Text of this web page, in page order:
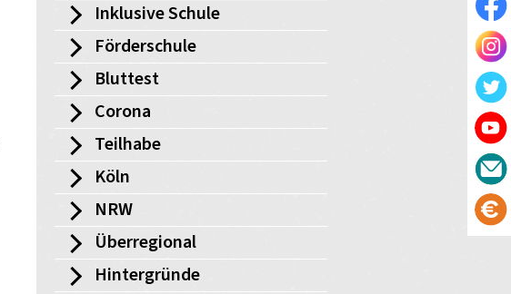
Inklusive Schule
Förderschule
Bluttest
Corona
Teilhabe
Köln
NRW
Überregional
Hintergründe